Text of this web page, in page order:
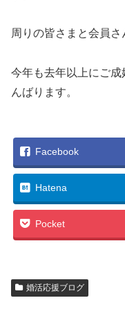
周りの皆さまと会員さ
今年も去年以上にご
んばります。
Facebook
Hatena
Pocket
婚活応援ブログ